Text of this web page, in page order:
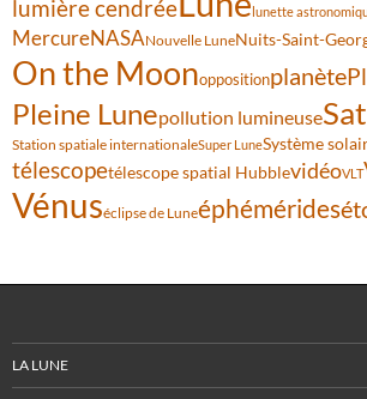
lumière cendrée lunette
MercureNASANouvelle LuneNuits-Saint-
On the Moonoppositionplanète
Pleine Lunepollution lumineuse
Station spatiale internationaleSuper LuneSystème
télescopetélescope spatial HubblevidéoVLT
Vénuséclipse de Luneéphémérides
LA LUNE